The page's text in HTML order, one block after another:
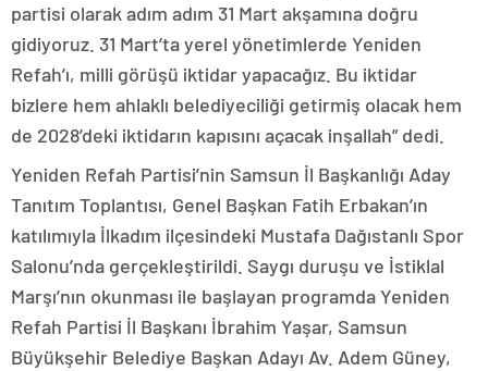
partisi olarak adım adım 31 Mart akşamına doğru
gidiyoruz. 31 Mart’ta yerel yönetimlerde Yeniden
Refah’ı, milli görüşü iktidar yapacağız. Bu iktidar
bizlere hem ahlaklı belediyeciliği getirmiş olacak hem
de 2028’deki iktidarın kapısını açacak inşallah” dedi.
Yeniden Refah Partisi’nin Samsun İl Başkanlığı Aday
Tanıtım Toplantısı, Genel Başkan Fatih Erbakan’ın
katılımıyla İlkadım ilçesindeki Mustafa Dağıstanlı Spor
Salonu’nda gerçekleştirildi. Saygı duruşu ve İstiklal
Marşı’nın okunması ile başlayan programda Yeniden
Refah Partisi İl Başkanı İbrahim Yaşar, Samsun
Büyükşehir Belediye Başkan Adayı Av. Adem Güney,